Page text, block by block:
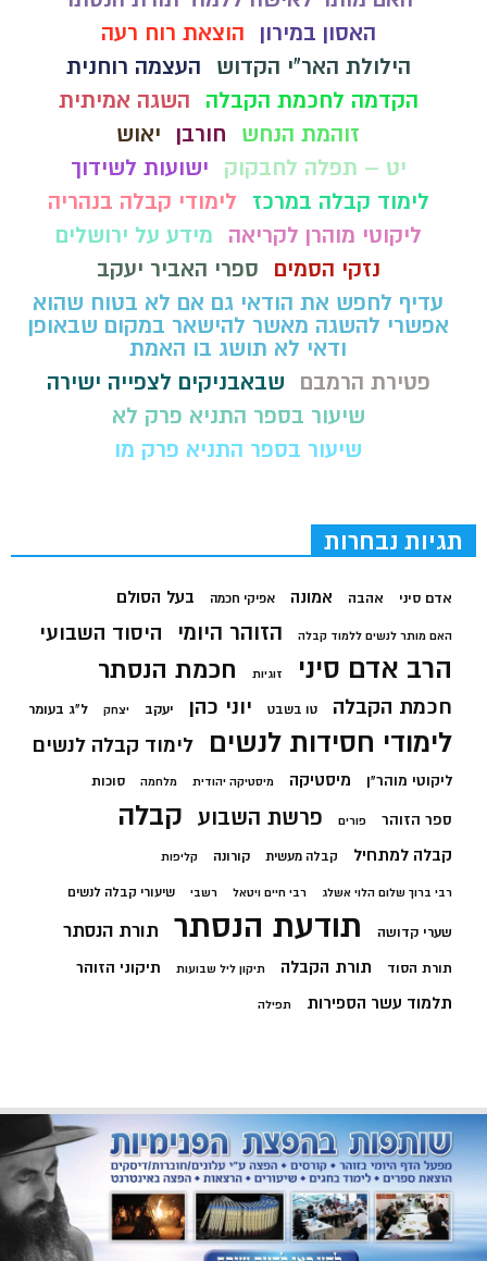
האסון במירון
הוצאת רוח רעה
הילולת האר"י הקדוש
העצמה רוחנית
הקדמה לחכמת הקבלה
השגה אמיתית
זוהמת הנחש
חורבן
יאוש
יט – תפלה לחבקוק
ישועות לשידוך
לימוד קבלה במרכז
לימודי קבלה בנהריה
ליקוטי מוהרן לקריאה
מידע על ירושלים
נזקי הסמים
ספרי האביר יעקב
עדיף לחפש את הודאי גם אם לא בטוח שהוא
אפשרי להשגה מאשר להישאר במקום שבאופן
ודאי לא תושג בו האמת
פטירת הרמבם
שבאבניקים לצפייה ישירה
שיעור בספר התניא פרק לא
שיעור בספר התניא פרק מו
תגיות נבחרות
אדם סיני אהבה אמונה אפיקי חכמה בעל הסולם
האם מותר לנשים ללמוד קבלה הזוהר היומי היסוד השבועי
הרב אדם סיני זוגיות חכמת הנסתר
חכמת הקבלה טו בשבט יוני כהן יעקב יצחק ל"ג בעומר
לימודי חסידות לנשים לימוד קבלה לנשים
ליקוטי מוהר"ן מיסטיקה מיסטיקה יהודית מלחמה סוכות
ספר הזוהר פורים פרשת השבוע קבלה
קבלה למתחיל קבלה מעשית קורונה קליפות
רבי ברוך שלום הלוי אשלג רבי חיים ויטאל רשבי שיעורי קבלה לנשים
שערי קדושה תודעת הנסתר תורת הנסתר
תורת הסוד תורת הקבלה תיקון ליל שבועות תיקוני הזוהר
תלמוד עשר הספירות תפילה